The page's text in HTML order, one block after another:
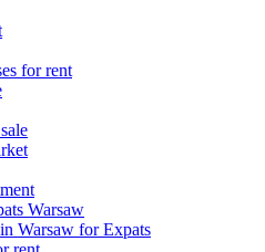
for rent
Warsaw
Warsaw for Expats